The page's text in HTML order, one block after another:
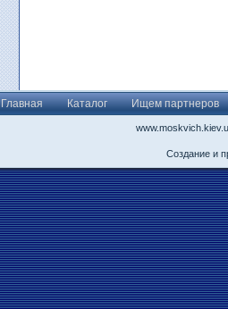
Главная Каталог Ищем партнеров
Создание и